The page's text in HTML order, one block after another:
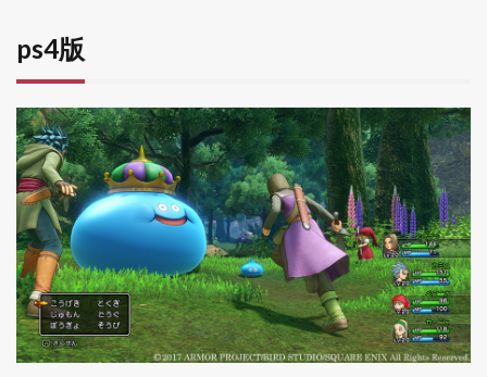
でき
3.3
時渡
りの
迷宮
が楽
しめ
る
4
ド
ラクエ
11と完
全版
（11s）
ps4版